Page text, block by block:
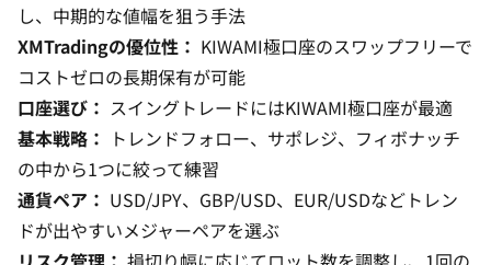
し、中期的な値幅を狙う手法
XMTradingの優位性： KIWAMI極口座のスワップフリーで
コストゼロの長期保有が可能
口座選び： スイングトレードにはKIWAMI極口座が最適
基本戦略：
トレンドフォロー、サポレジ、フィボナッチ
の中から1つに絞って練習
通貨ペア： USD/JPY、GBP/USD、EUR/USDなどトレン
ドが出やすいメジャーペアを選ぶ